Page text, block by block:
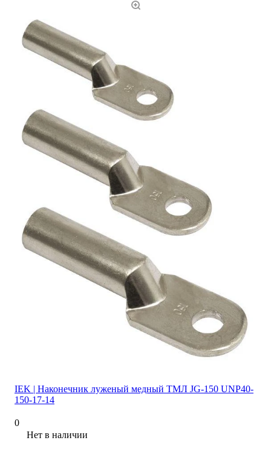
IEK | Наконечник луженый медный ТМЛ JG-150 UNP40-
150-17-14
0
Нет в наличии